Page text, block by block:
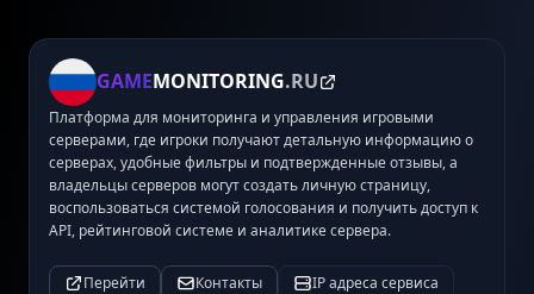
GAMEMONITORING.RU
Платформа для мониторинга и управления игровыми
серверами, где игроки получают детальную информацию о
серверах, удобные фильтры и подтвержденные отзывы, а
владельцы серверов могут создать личную страницу,
воспользоваться системой голосования и получить доступ к
API, рейтинговой системе и аналитике сервера.
Перейти Контакты IP адреса сервиса